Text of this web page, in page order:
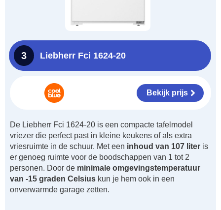
3 Liebherr Fci 1624-20
Bekijk prijs
De Liebherr Fci 1624-20 is een compacte tafelmodel
vriezer die perfect past in kleine keukens of als extra
vriesruimte in de schuur. Met een inhoud van 107 liter is
er genoeg ruimte voor de boodschappen van 1 tot 2
personen. Door de minimale omgevingstemperatuur
van -15 graden Celsius kun je hem ook in een
onverwarmde garage zetten.